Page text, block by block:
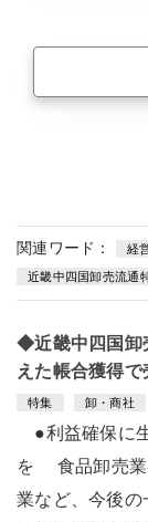
関連ワード： 経
近畿中四国卸売流通
◆近畿中四国卸
えた帳合獲得
特集 卸・商社
●利益確保に
を 食品卸売業
業など、今後の